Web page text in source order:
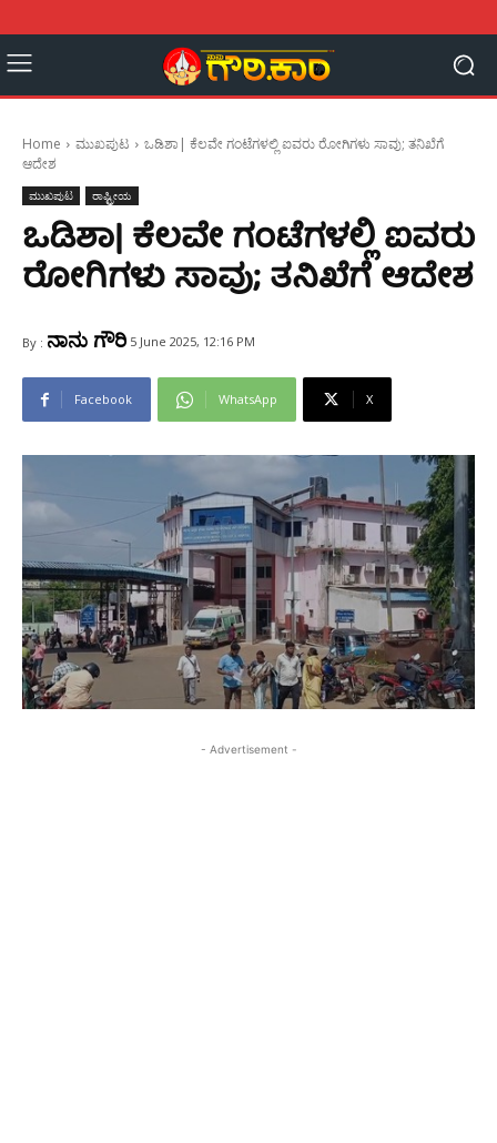
Home ಮುಖಪುಟ
ಒಡಿಶಾ| ಕೆಲವೇ ಗಂಟೆಗಳಲ್ಲಿ ಐವರು ರೋಗಿಗಳು ಸಾವು; ತನಿಖೆಗೆ
ಆದೇಶ
ಮುಖಪುಟ ರಾಷ್ಟ್ರೀಯ
ಒಡಿಶಾ| ಕೆಲವೇ ಗಂಟೆಗಳಲ್ಲಿ ಐವರು
ರೋಗಿಗಳು ಸಾವು; ತನಿಖೆಗೆ ಆದೇಶ
By : ನಾನು ಗೌರಿ 5 June 2025, 12:16 PM
Facebook WhatsApp X
- Advertisement -